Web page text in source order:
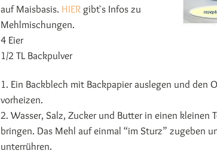
auf Maisbasis. HIER gibt`s Infos zu
Mehlmischungen.
4 Eier
1/2 TL Backpulver
1. Ein Backblech mit Backpapier auslegen und den
vorheizen.
2. Wasser, Salz, Zucker und Butter in einen kleinen
bringen. Das Mehl auf einmal “im Sturz” zugeben
unterrühren.